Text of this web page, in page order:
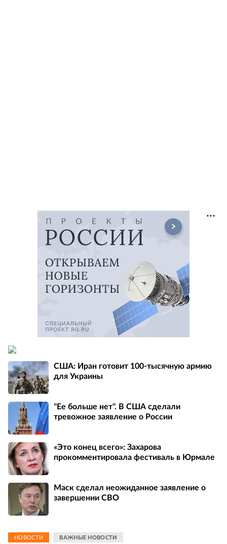
США: Иран готовит 100-тысячную армию
для Украины
"Ее больше нет". В США сделали
тревожное заявление о России
«Это конец всего»: Захарова
прокомментировала фестиваль в Юрмале
Маск сделал неожиданное заявление о
завершении СВО
НОВОСТИ ВАЖНЫЕ НОВОСТИ